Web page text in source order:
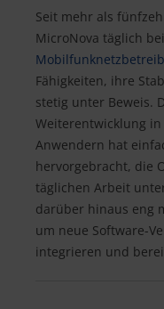
Seit mehr als
MicroNova täglich bei
Fähigkeiten, ihre
stetig unter Beweis.
Weiterentwicklung
Anwendern hat
hervorgebracht, die
täglichen Arbeit
darüber hinaus eng
um neue Software-
integrieren und